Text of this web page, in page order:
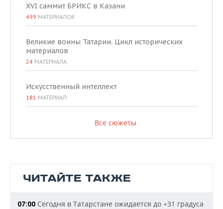
XVI саммит БРИКС в Казани
499 МАТЕРИАЛОВ
Великие воины Татарии. Цикл исторических
материалов
24 МАТЕРИАЛА
Искусственный интеллект
181 МАТЕРИАЛ
Все сюжеты
ЧИТАЙТЕ ТАКЖЕ
07:00 Сегодня в Татарстане ожидается до +31 градуса